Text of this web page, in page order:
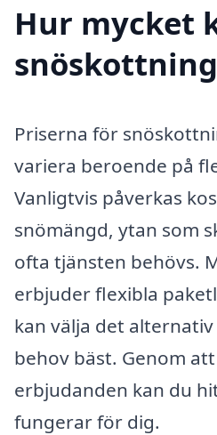
Hur mycket
Priserna för
variera beroende på
Vanligtvis påverkas
snömängd, ytan som
ofta tjänsten behövs.
erbjuder flexibla
kan välja det
behov bäst. Genom
erbjudanden kan du
fungerar för dig.